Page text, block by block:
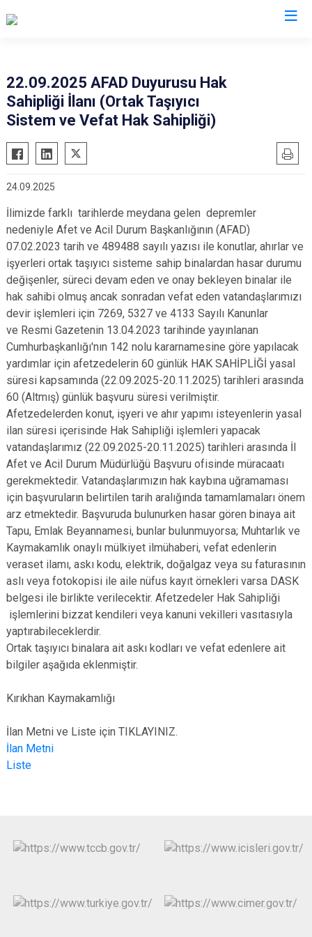
Altınözü
Dörtyol
İskenderun
Kırıkhan
Kumlu
Reyhanlı
Samandağ
Antakya
Defne
22.09.2025 AFAD Duyurusu Hak
Sahipliği İlanı (Ortak Taşıyıcı
Sistem ve Vefat Hak Sahipliği)
24.09.2025
İlimizde farklı tarihlerde meydana gelen depremler
nedeniyle Afet ve Acil Durum Başkanlığının (AFAD)
07.02.2023 tarih ve 489488 sayılı yazısı ile konutlar, ahırlar ve
işyerleri ortak taşıyıcı sisteme sahip binalardan hasar durumu
değişenler, süreci devam eden ve onay bekleyen binalar ile
hak sahibi olmuş ancak sonradan vefat eden vatandaşlarımızı
devir işlemleri için 7269, 5327 ve 4133 Sayılı Kanunlar
ve Resmi Gazetenin 13.04.2023 tarihinde yayınlanan
Cumhurbaşkanlığı'nın 142 nolu kararnamesine göre yapılacak
yardımlar için afetzedelerin 60 günlük HAK SAHİPLİĞİ yasal
süresi kapsamında (22.09.2025-20.11.2025) tarihleri arasında
60 (Altmış) günlük başvuru süresi verilmiştir.
Afetzedelerden konut, işyeri ve ahır yapımı isteyenlerin yasal
ilan süresi içerisinde Hak Sahipliği işlemleri yapacak
vatandaşlarımız (22.09.2025-20.11.2025) tarihleri arasında İl
Afet ve Acil Durum Müdürlüğü Başvuru ofisinde müracaatı
gerekmektedir. Vatandaşlarımızın hak kaybına uğramaması
için başvuruların belirtilen tarih aralığında tamamlamaları önem
arz etmektedir. Başvuruda bulunurken hasar gören binaya ait
Tapu, Emlak Beyannamesi, bunlar bulunmuyorsa; Muhtarlık ve
Kaymakamlık onaylı mülkiyet ilmühaberi, vefat edenlerin
veraset ilamı, askı kodu, elektrik, doğalgaz veya su faturasının
aslı veya fotokopisi ile aile nüfus kayıt örnekleri varsa DASK
belgesi ile birlikte verilecektir. Afetzedeler Hak Sahipliği
işlemlerini bizzat kendileri veya kanuni vekilleri vasıtasıyla
yaptırabileceklerdir.
Ortak taşıyıcı binalara ait askı kodları ve vefat edenlere ait
bilgiler aşağıda eklenmiştir.
Kırıkhan Kaymakamlığı
İlan Metni ve Liste için TIKLAYINIZ.
İlan Metni
Liste